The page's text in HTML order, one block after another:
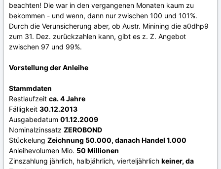
beachten! Die war in den vergangenen Monaten kaum zu
bekommen - und wenn, dann nur zwischen 100 und 101%.
Durch die Verunsicherung aber, ob Austr. Minining die a0dhp9
zum 31. Dez. zurückzahlen kann, gibt es z. Z. Angebot
zwischen 97 und 99%.
Vorstellung der Anleihe
Stammdaten
Restlaufzeit ca. 4 Jahre
Fälligkeit 30.12.2013
Ausgabedatum 01.12.2009
Nominalzinssatz ZEROBOND
Stückelung Zeichnung 50.000, danach Handel 1.000
Anleihevolumen Mio. 50 Millionen
Zinszahlung jährlich, halbjährlich, vierteljährlich keiner, da